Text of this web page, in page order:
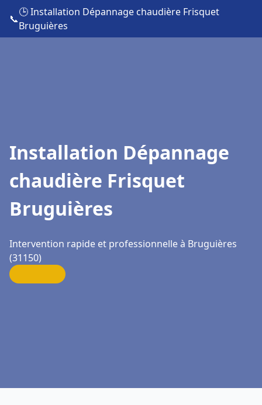
📞
🕒 Installation Dépannage chaudière Frisquet
Bruguières
Installation Dépannage
chaudière Frisquet
Bruguières
Intervention rapide et professionnelle à Bruguières
(31150)